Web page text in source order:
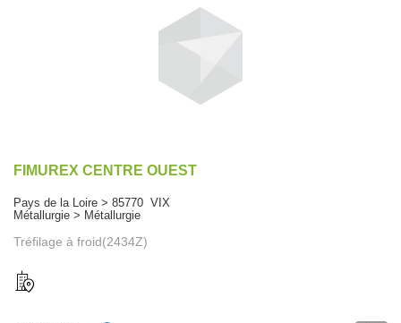
FIMUREX CENTRE OUEST
Pays de la Loire > 85770 VIX
Métallurgie > Métallurgie
Tréfilage à froid(2434Z)